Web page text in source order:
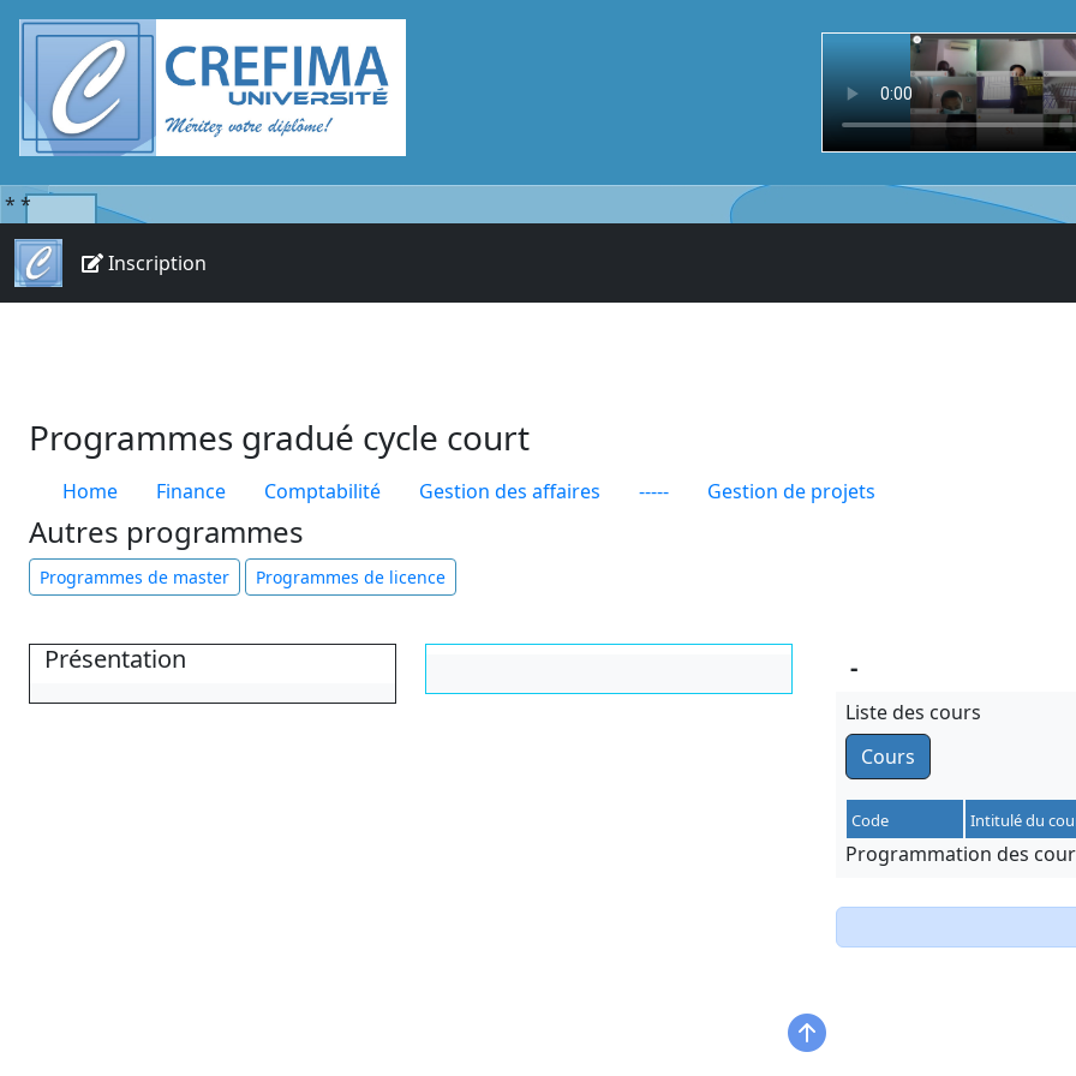
* *
Inscription
Programmes gradué cycle court
Home Finance Comptabilité Gestion des affaires ----- Gestion de projets
Autres programmes
Programmes de master Programmes de licence
Présentation -
Liste des cours
Cours
Code Intitulé du
Programmation des